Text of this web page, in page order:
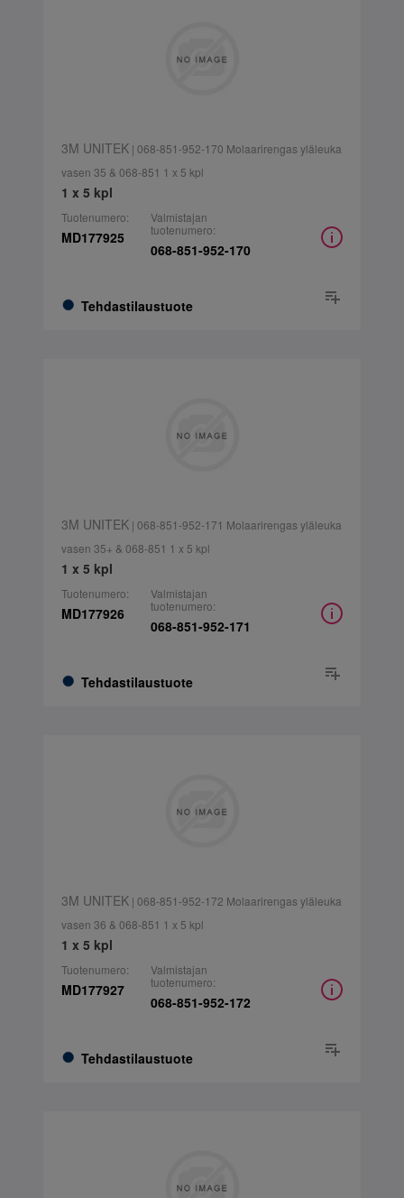
3M UNITEK| 068-851-952-170 Molaarirengas yläleuka
vasen 35 & 068-851 1 x 5 kpl
1 x 5 kpl
Tuotenumero:
MD177925
Tehdastilaustuote
Valmistajan
tuotenumero:
068-851-952-170
3M UNITEK| 068-851-952-171 Molaarirengas yläleuka
vasen 35+ & 068-851 1 x 5 kpl
1 x 5 kpl
Tuotenumero:
MD177926
Tehdastilaustuote
Valmistajan
tuotenumero:
068-851-952-171
3M UNITEK| 068-851-952-172 Molaarirengas yläleuka
vasen 36 & 068-851 1 x 5 kpl
1 x 5 kpl
Tuotenumero:
MD177927
Tehdastilaustuote
Valmistajan
tuotenumero:
068-851-952-172